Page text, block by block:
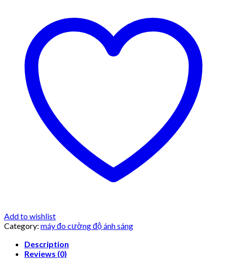
Add to wishlist
Category: máy đo cường độ ánh sáng
Description
Reviews (0)